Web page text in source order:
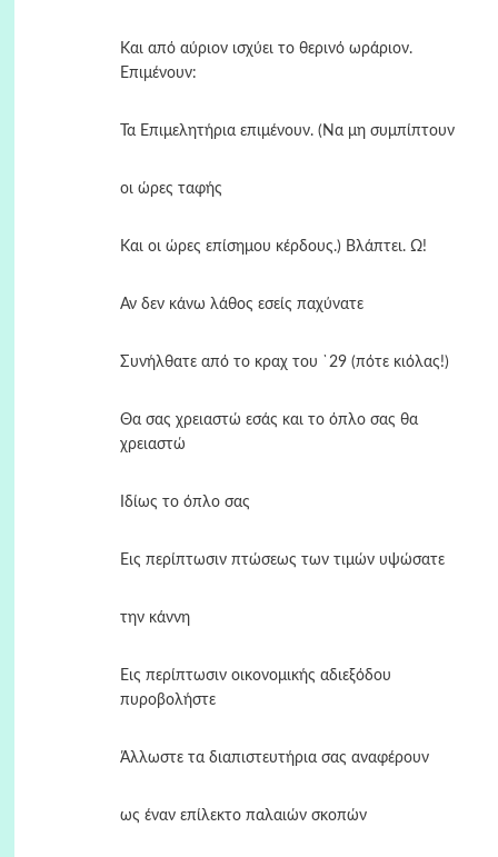
Και από αύριον ισχύει το θερινό ωράριον.
Επιμένουν:
Τα Επιμελητήρια επιμένουν. (Να μη συμπίπτουν
οι ώρες ταφής
Και οι ώρες επίσημου κέρδους.) Βλάπτει. Ω!
Αν δεν κάνω λάθος εσείς παχύνατε
Συνήλθατε από το κραχ του `29 (πότε κιόλας!)
Θα σας χρειαστώ εσάς και το όπλο σας θα
χρειαστώ
Ιδίως το όπλο σας
Εις περίπτωσιν πτώσεως των τιμών υψώσατε
την κάννη
Εις περίπτωσιν οικονομικής αδιεξόδου
πυροβολήστε
Άλλωστε τα διαπιστευτήρια σας αναφέρουν
ως έναν επίλεκτο παλαιών σκοπών